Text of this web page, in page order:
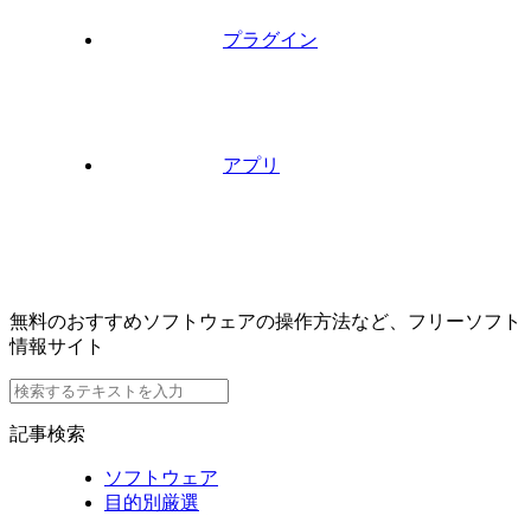
プラグイン
アプリ
無料のおすすめソフトウェアの操作方法など、フリーソフト
情報サイト
記事検索
ソフトウェア
目的別厳選